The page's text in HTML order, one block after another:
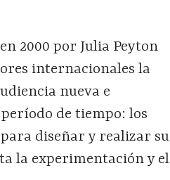
2000 por Julia Peyton
internacionales la
nueva e
de tiempo: los
para diseñar y realizar su
la experimentación y el